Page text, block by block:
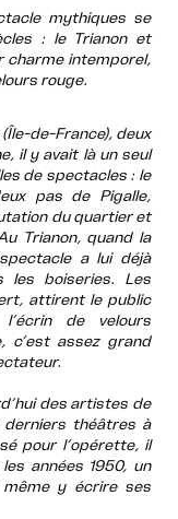
mythiques se
: le Trianon et
charme intemporel,
rouge.
de-France), deux
il y avait là un seul
de spectacles : le
pas de Pigalle,
du quartier et
Trianon, quand la
a lui déjà
les boiseries. Les
attirent le public
de velours
c’est assez grand
des artistes de
derniers théâtres à
pour l’opérette, il
années 1950, un
même y écrire ses